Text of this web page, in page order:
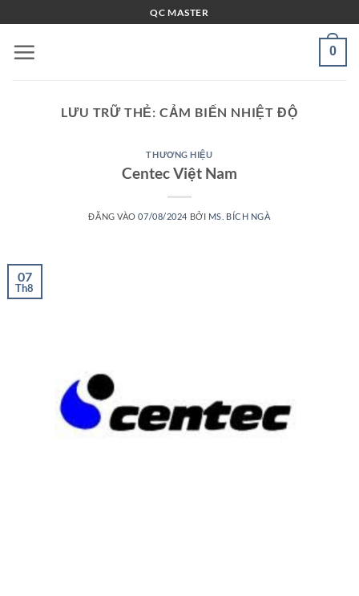
qua
nội
QC MASTER
0
LƯU TRỮ THẺ: CẢM BIẾN NHIỆT ĐỘ
THƯƠNG HIỆU
Centec Việt Nam
ĐĂNG VÀO07/08/2024 BỞI MS. BÍCH NGÀ
07
Th8